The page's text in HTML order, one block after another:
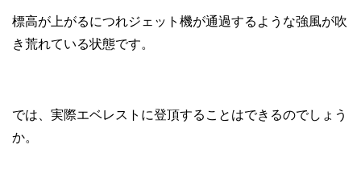
標高が上がるにつれジェット機が通過するような強風が吹
き荒れている状態です。
では、実際エベレストに登頂することはできるのでしょう
か。